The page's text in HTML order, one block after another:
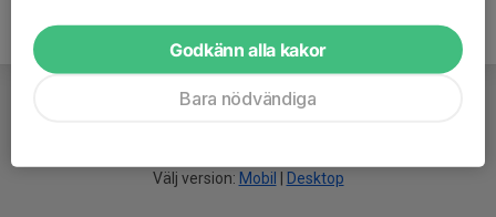
Välj version: Mobil Desktop
Godkänn alla kakor
Bara nödvändiga